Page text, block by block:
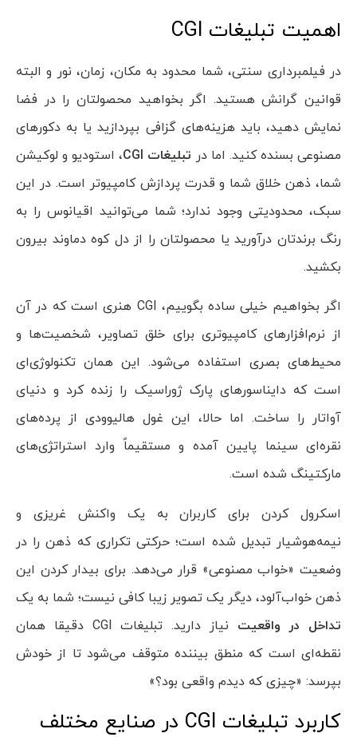
اهمیت تبلیغات CGI
در فیلمبرداری سنتی، شما محدود به مکان، زمان، نور و البته
قوانین گرانش هستید. اگر بخواهید محصولتان را در فضا
نمایش دهید، باید هزینه‌های گزافی بپردازید یا به دکورهای
مصنوعی بسنده کنید. اما در تبلیغات CGI، استودیو و لوکیشن
شما، ذهن خلاق شما و قدرت پردازش کامپیوتر است. در این
سبک، محدودیتی وجود ندارد؛ شما می‌توانید اقیانوس را به
رنگ برندتان درآورید یا محصولتان را از دل کوه دماوند بیرون
بکشید.
اگر بخواهیم خیلی ساده بگوییم، CGI هنری است که در آن
از نرم‌افزارهای کامپیوتری برای خلق تصاویر، شخصیت‌ها و
محیط‌های بصری استفاده می‌شود. این همان تکنولوژی‌ای
است که دایناسورهای پارک ژوراسیک را زنده کرد و دنیای
آواتار را ساخت. اما حالا، این غول هالیوودی از پرده‌های
نقره‌ای سینما پایین آمده و مستقیماً وارد استراتژی‌های
مارکتینگ شده است.
اسکرول کردن برای کاربران به یک واکنش غریزی و
نیمه‌هوشیار تبدیل شده است؛ حرکتی تکراری که ذهن را در
وضعیت «خواب مصنوعی» قرار می‌دهد. برای بیدار کردن این
ذهن خواب‌آلود، دیگر یک تصویر زیبا کافی نیست؛ شما به یک
تداخل در واقعیت
نیاز دارید. تبلیغات CGI دقیقا همان
نقطه‌ای است که منطق بیننده متوقف می‌شود تا از خودش
بپرسد: «چیزی که دیدم واقعی بود؟»
کاربرد تبلیغات CGI در صنایع مختلف